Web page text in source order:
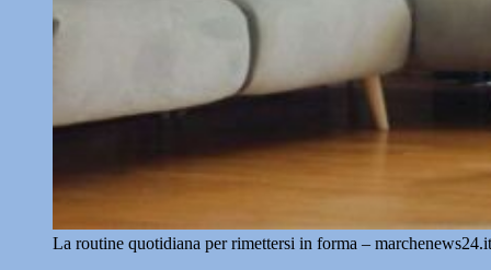
La routine quotidiana per rimettersi in forma – marchenews24.it